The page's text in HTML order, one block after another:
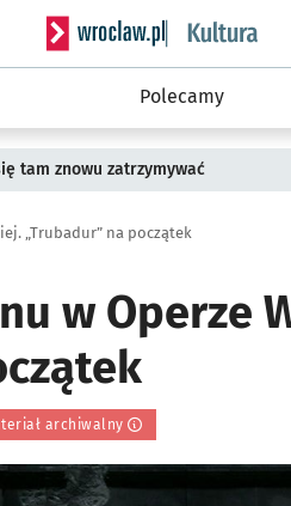
Serwis informacyjny
Polecamy
tam znowu zatrzymywać
„Trubadur” na początek
w Operze
archiwalny